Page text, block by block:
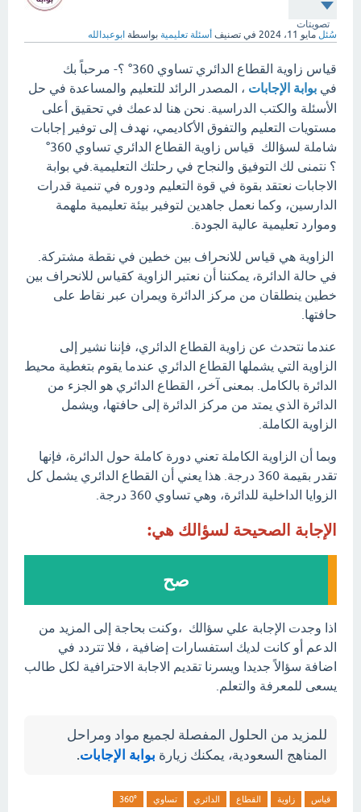
تصويتات
سُئل مايو 11، 2024 في تصنيف أسئلة تعليمية بواسطة ابوعبدالله
قياس زاوية القطاع الدائري تساوي 360° ؟- مرحباً بك
في بوابة الإجابات ، المصدر الرائد للتعليم والمساعدة في حل
الأسئلة والكتب الدراسية. نحن هنا لدعمك في تحقيق أعلى
مستويات التعليم والتفوق الأكاديمي، نهدف إلى توفير إجابات
شاملة لسؤالك قياس زاوية القطاع الدائري تساوي 360°
؟ نتمنى لك التوفيق والنجاح في رحلتك التعليمية.في بوابة
الاجابات نعتقد بقوة في قوة التعليم ودوره في تنمية قدرات
الدارسين، وكما نعمل جاهدين لتوفير بيئة تعليمية ملهمة
وموارد تعليمية عالية الجودة.
الزاوية هي قياس للانحراف بين خطين في نقطة مشتركة.
في حالة الدائرة، يمكننا أن نعتبر الزاوية كقياس للانحراف بين
خطين ينطلقان من مركز الدائرة ويمران عبر نقاط على
حافتها.
عندما نتحدث عن زاوية القطاع الدائري، فإننا نشير إلى
الزاوية التي يشملها القطاع الدائري عندما يقوم بتغطية محيط
الدائرة بالكامل. بمعنى آخر، القطاع الدائري هو الجزء من
الدائرة الذي يمتد من مركز الدائرة إلى حافتها، ويشمل
الزاوية الكاملة.
وبما أن الزاوية الكاملة تعني دورة كاملة حول الدائرة، فإنها
تقدر بقيمة 360 درجة. هذا يعني أن القطاع الدائري يشمل كل
الزوايا الداخلية للدائرة، وهي تساوي 360 درجة.
الإجابة الصحيحة لسؤالك هي:
صح
اذا وجدت الإجابة علي سؤالك ،وكنت بحاجة إلى المزيد من
الدعم أو كانت لديك استفسارات إضافية ، فلا تتردد في
اضافة سؤالاً جديدا ويسرنا تقديم الاجابة الاحترافية لكل طالب
يسعى للمعرفة والتعلم.
للمزيد من الحلول المفصلة لجميع مواد ومراحل
المناهج السعودية، يمكنك زيارة بوابة الإجابات.
قياس زاوية القطاع الدائري تساوي 360°